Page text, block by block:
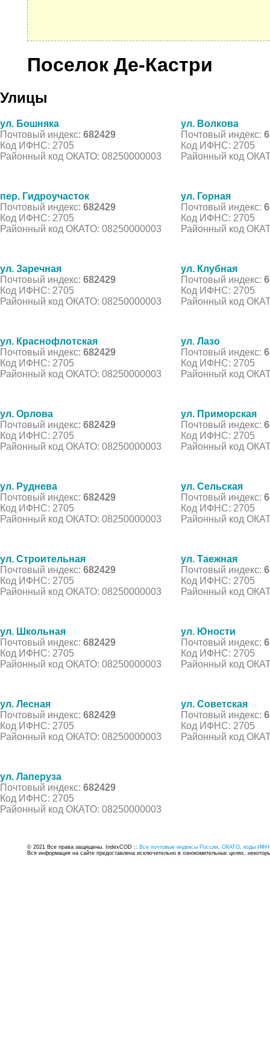
Поселок Де-Кастри
Улицы
ул. Бошняка
Почтовый индекс: 682429
Код ИФНС: 2705
Районный код ОКАТО: 08250000003
ул. Волкова
Почтовый индекс:
Код ИФНС: 2705
Районный код
пер. Гидроучасток
Почтовый индекс: 682429
Код ИФНС: 2705
Районный код ОКАТО: 08250000003
ул. Горная
Почтовый индекс:
Код ИФНС: 2705
Районный код
ул. Заречная
Почтовый индекс: 682429
Код ИФНС: 2705
Районный код ОКАТО: 08250000003
ул. Клубная
Почтовый индекс:
Код ИФНС: 2705
Районный код
ул. Краснофлотская
Почтовый индекс: 682429
Код ИФНС: 2705
Районный код ОКАТО: 08250000003
ул. Лазо
Почтовый индекс:
Код ИФНС: 2705
Районный код
ул. Орлова
Почтовый индекс: 682429
Код ИФНС: 2705
Районный код ОКАТО: 08250000003
ул. Приморская
Почтовый индекс:
Код ИФНС: 2705
Районный код
ул. Руднева
Почтовый индекс: 682429
Код ИФНС: 2705
Районный код ОКАТО: 08250000003
ул. Сельская
Почтовый индекс:
Код ИФНС: 2705
Районный код
ул. Строительная
Почтовый индекс: 682429
Код ИФНС: 2705
Районный код ОКАТО: 08250000003
ул. Таежная
Почтовый индекс:
Код ИФНС: 2705
Районный код
ул. Школьная
Почтовый индекс: 682429
Код ИФНС: 2705
Районный код ОКАТО: 08250000003
ул. Юности
Почтовый индекс:
Код ИФНС: 2705
Районный код
ул. Лесная
Почтовый индекс: 682429
Код ИФНС: 2705
Районный код ОКАТО: 08250000003
ул. Советская
Почтовый индекс:
Код ИФНС: 2705
Районный код
ул. Лаперуза
Почтовый индекс: 682429
Код ИФНС: 2705
Районный код ОКАТО: 08250000003
© 2021 Все права защищены. IndexCOD :: Все почтовые индексы России, ОКАТО, коды
Вся информация на сайте предоставлена исключительно в ознокомительных целях,